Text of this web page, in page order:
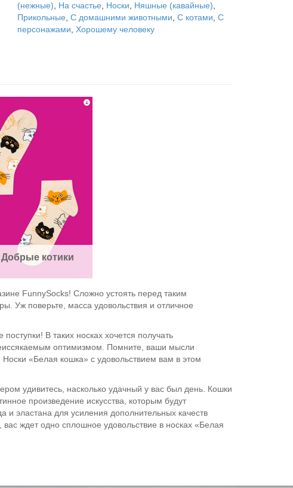
(нежные)
На счастье Носки Няшные (кавайные)
Прикольные С домашними животными С котами С
персонажами
Хорошему человеку
Добрые котики
FunnySocks! Сложно устоять перед таким
Уж поверьте, масса удовольствия и отличное
В таких носках хочется получать
оптимизмом. Помните, ваши мысли
«Белая кошка» с удовольствием вам в этом
удивитесь, насколько удачный у вас был день. Кошки
произведение искусства, которым будут
эластана для усиления дополнительных качеств
ждет одно сплошное удовольствие в носках «Белая